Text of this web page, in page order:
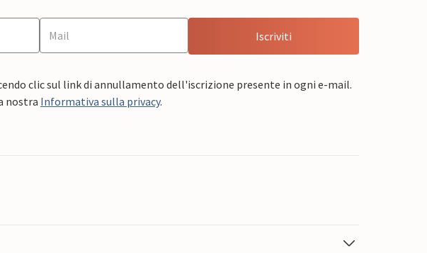
Iscriviti
clic sul link di annullamento dell'iscrizione presente in ogni e-mail.
nostra Informativa sulla privacy.